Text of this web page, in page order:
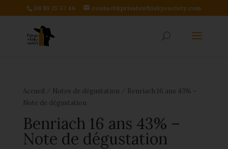
06 83 25 57 46 contact@privatewhiskysociety.com
Accueil Notes de dégustation
Benriach 16 ans 43% –
Note de dégustation
Benriach 16 ans 43% –
Note de dégustation